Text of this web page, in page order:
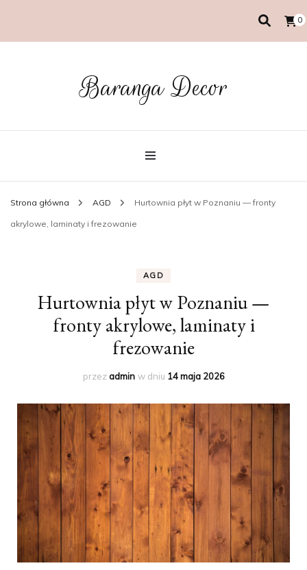
0
Baranga Decor
Strona główna AGD Hurtownia płyt w Poznaniu — fronty
akrylowe, laminaty i frezowanie
AGD
Hurtownia płyt w Poznaniu —
fronty akrylowe, laminaty i
frezowanie
przezadmin w dniu 14 maja 2026